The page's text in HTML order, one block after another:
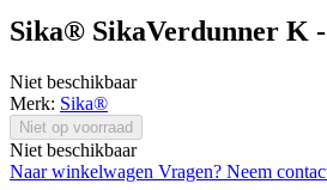
Sika® SikaVerdunner K
Niet beschikbaar
Merk: Sika®
Niet op voorraad
Niet beschikbaar
Naar winkelwagen Vragen? Neem